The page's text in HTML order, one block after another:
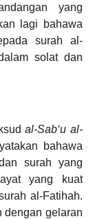
yang
lagi bahawa
surah al-
solat dan
al-Sab‘u al-
bahawa
surah yang
yang kuat
al-Fatihah.
dengan gelaran